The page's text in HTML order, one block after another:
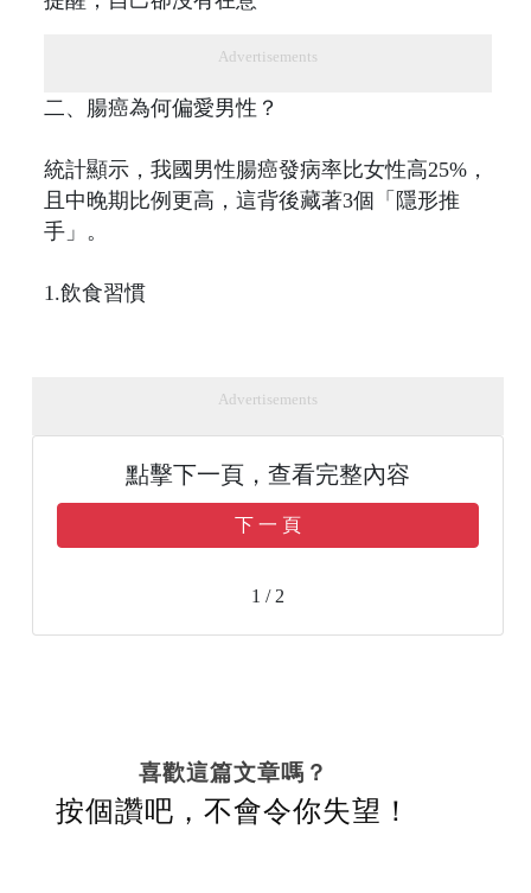
Advertisements
二、腸癌為何偏愛男性？
統計顯示，我國男性腸癌發病率比女性高25%，
且中晚期比例更高，這背後藏著3個「隱形推
手」。
1.飲食習慣
Advertisements
點擊下一頁，查看完整內容
下 一 頁
1 / 2
喜歡這篇文章嗎？
按個讚吧，不會令你失望！